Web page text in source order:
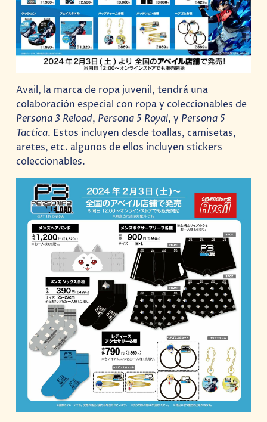
Avail, la marca de ropa juvenil, tendrá una
colaboración especial con ropa y coleccionables de
Persona 3 Reload, Persona 5 Royal, y Persona 5
Tactica. Estos incluyen desde toallas, camisetas,
aretes, etc. algunos de ellos incluyen stickers
coleccionables.